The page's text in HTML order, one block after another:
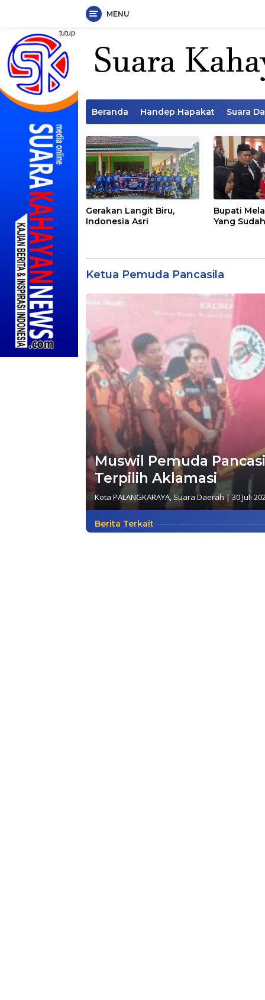
Langsung
konten
MENU
tutup
Beranda Handep Hapakat Suara
Gerakan Langit Biru,
Indonesia Asri
Bupati
Yang
Ketua Pemuda Pancasila
Muswil Pemuda
Terpilih Aklamasi
Kota PALANGKARAYA,Suara Daerah|30 Juli
Berita Terkait